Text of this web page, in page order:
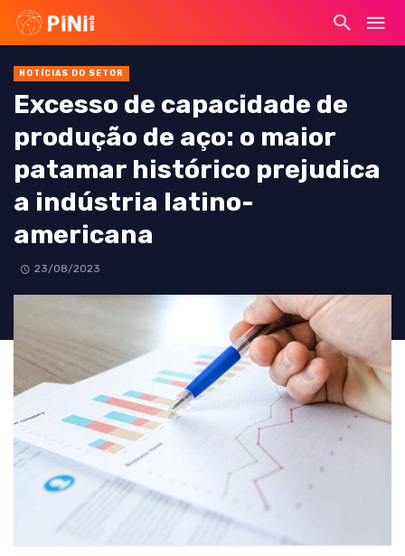
NOTÍCIAS DO SETOR
Excesso de capacidade de
produção de aço: o maior
patamar histórico prejudica
a indústria latino-
americana
23/08/2023